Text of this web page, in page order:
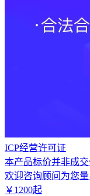
ICP经营许可证
本产品标价并非成
欢迎咨询顾问为您量
￥ 1200起